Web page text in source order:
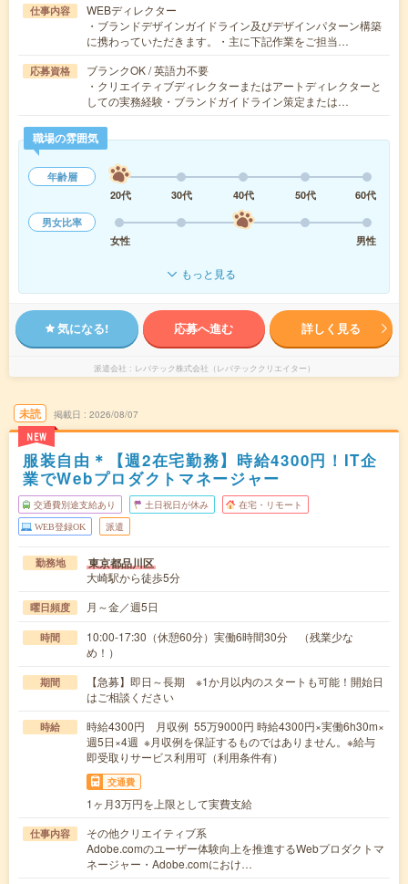
仕事内容
WEBディレクター
・ブランドデザインガイドライン及びデザインパターン構築
に携わっていただきます。・主に下記作業をご担当…
応募資格
ブランクOK / 英語力不要
・クリエイティブディレクターまたはアートディレクターと
しての実務経験・ブランドガイドライン策定または…
職場の雰囲気
年齢層
20代
30代 40代 50代
60代
男女比率
女性
男性
もっと見る
気になる! 応募へ進む 詳しく見る
派遣会社 レバテック株式会社（レバテッククリエイター）
未読
NEW
掲載日 2026/08/07
服装自由＊【週2在宅勤務】時給4300円！IT企
業でWebプロダクトマネージャー
交通費別途支給あり 土日祝日が休み 在宅・リモート
WEB登録OK 派遣
勤務地 東京都品川区
大崎駅から徒歩5分
曜日頻度 月～金／週5日
時間
10:00-17:30（休憩60分）実働6時間30分 （残業少な
め！）
期間
【急募】即日～長期 ※1か月以内のスタートも可能！開始日
はご相談ください
時給
時給4300円 月収例 55万9000円 時給4300円×実働6h30m×
週5日×4週 ※月収例を保証するものではありません。※給与
即受取りサービス利用可（利用条件有）
交通費
1ヶ月3万円を上限として実費支給
仕事内容
その他クリエイティブ系
Adobe.comのユーザー体験向上を推進するWebプロダクトマ
ネージャー・Adobe.comにおけ…